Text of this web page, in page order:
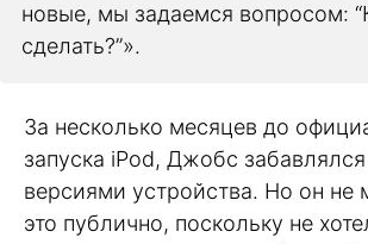
новые, мы задаемся вопросом:
сделать?”».
За несколько месяцев до
запуска iPod, Джобс
версиями устройства. Но он не
это публично, поскольку не